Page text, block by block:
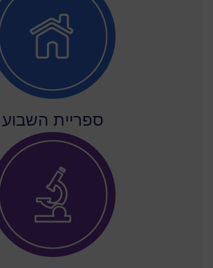
ספריית השבוע